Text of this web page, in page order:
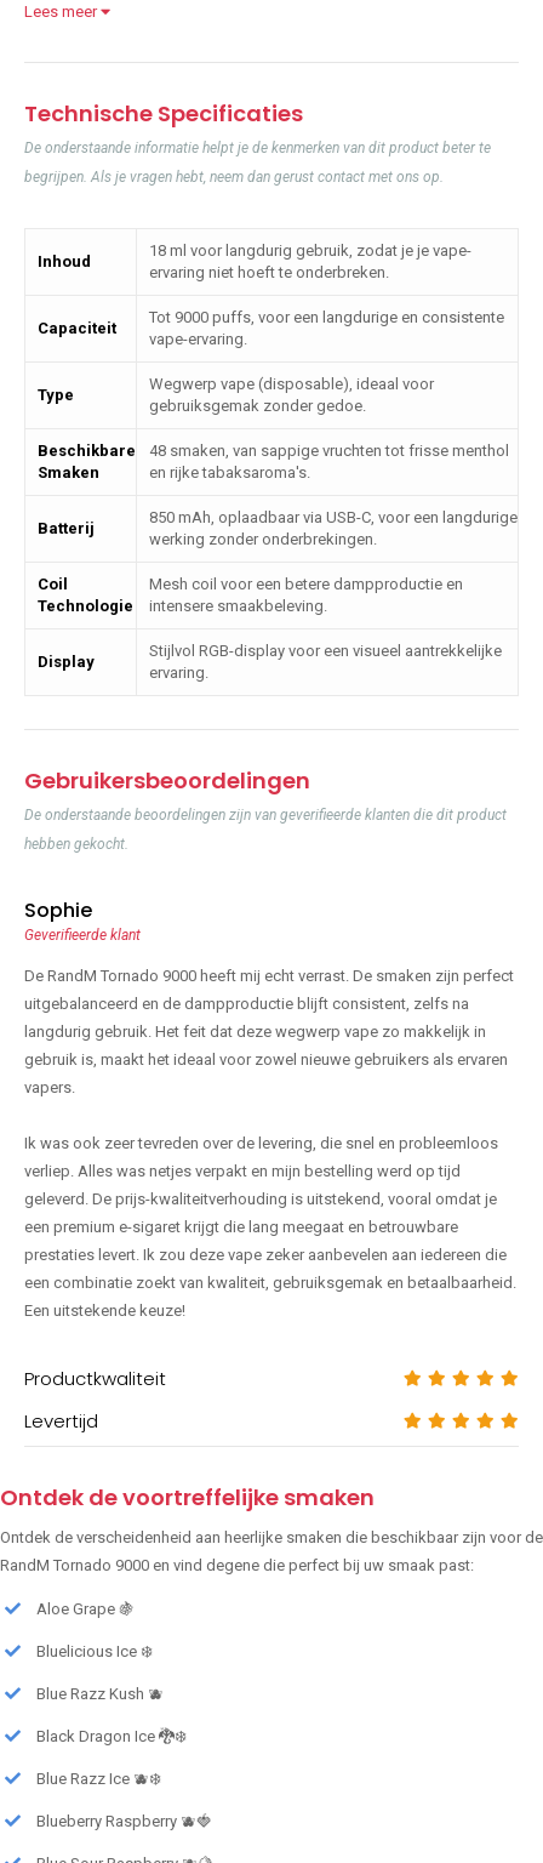
Lees meer
Technische Specificaties
De onderstaande informatie helpt je de kenmerken van dit product beter te
begrijpen. Als je vragen hebt, neem dan gerust contact met ons op.
Inhoud
18 ml voor langdurig gebruik, zodat je je vape-
ervaring niet hoeft te onderbreken.
Capaciteit
Tot 9000 puffs, voor een langdurige en consistente
vape-ervaring.
Type
Wegwerp vape (disposable), ideaal voor
gebruiksgemak zonder gedoe.
Beschikbare
Smaken
48 smaken, van sappige vruchten tot frisse menthol
en rijke tabaksaroma's.
Batterij
850 mAh, oplaadbaar via USB-C, voor een langdurige
werking zonder onderbrekingen.
Coil
Technologie
Mesh coil voor een betere dampproductie en
intensere smaakbeleving.
Display
Stijlvol RGB-display voor een visueel aantrekkelijke
ervaring.
Gebruikersbeoordelingen
De onderstaande beoordelingen zijn van geverifieerde klanten die dit product
hebben gekocht.
Sophie
Geverifieerde klant
De RandM Tornado 9000 heeft mij echt verrast. De smaken zijn perfect
uitgebalanceerd en de dampproductie blijft consistent, zelfs na
langdurig gebruik. Het feit dat deze wegwerp vape zo makkelijk in
gebruik is, maakt het ideaal voor zowel nieuwe gebruikers als ervaren
vapers.
Ik was ook zeer tevreden over de levering, die snel en probleemloos
verliep. Alles was netjes verpakt en mijn bestelling werd op tijd
geleverd. De prijs-kwaliteitverhouding is uitstekend, vooral omdat je
een premium e-sigaret krijgt die lang meegaat en betrouwbare
prestaties levert. Ik zou deze vape zeker aanbevelen aan iedereen die
een combinatie zoekt van kwaliteit, gebruiksgemak en betaalbaarheid.
Een uitstekende keuze!
Productkwaliteit
Levertijd
Ontdek de voortreffelijke smaken
Ontdek de verscheidenheid aan heerlijke smaken die beschikbaar zijn voor de
RandM Tornado 9000 en vind degene die perfect bij uw smaak past:
Aloe Grape 🍇
Bluelicious Ice ❄️
Blue Razz Kush 🫐
Black Dragon Ice 🐉❄️
Blue Razz Ice 🫐❄️
Blueberry Raspberry 🫐🍓